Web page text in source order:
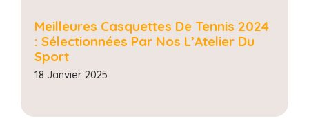
Meilleures Casquettes De Tennis 2024
: Sélectionnées Par Nos L’Atelier Du
Sport
18 Janvier 2025